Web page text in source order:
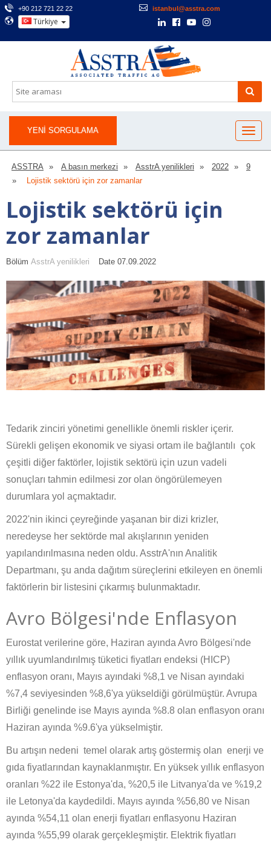
+90 212 721 22 22 istanbul@asstra.com
Türkiye
YENI SORGULAMA
ASSTRA A basın merkezi AsstrA yenilikleri 2022
9
Lojistik sektörü için zor zamanlar
Lojistik sektörü için
zor zamanlar
Bölüm AsstrA yenilikleri Date 07.09.2022
Tedarik zinciri yönetimi genellikle önemli riskler içerir.
Sürekli gelişen ekonomik ve siyasi ortam ile bağlantılı çok
çeşitli diğer faktörler, lojistik sektörü için uzun vadeli
sonuçları tahmin edilmesi zor olan öngörülemeyen
durumlara yol açmaktadır.
2022'nin ikinci çeyreğinde yaşanan bir dizi krizler,
neredeyse her sektörde mal akışlarının yeniden
yapılandırılmasına neden oldu. AsstrA'nın Analitik
Departmanı, şu anda dağıtım süreçlerini etkileyen en önemli
faktörlerin bir listesini çıkarmış bulunmaktadır.
Avro Bölgesi'nde Enflasyon
Eurostat verilerine göre, Haziran ayında Avro Bölgesi'nde
yıllık uyumlandırılmış tüketici fiyatları endeksi (HICP)
enflasyon oranı, Mayıs ayındaki %8,1 ve Nisan ayındaki
%7,4 seviyesinden %8,6'ya yükseldiği görülmüştür. Avrupa
Birliği genelinde ise Mayıs ayında %8.8 olan enflasyon oranı
Haziran ayında %9.6'ya yükselmiştir.
Bu artışın nedeni temel olarak artış göstermiş olan enerji ve
gıda fiyatlarından kaynaklanmıştır. En yüksek yıllık enflasyon
oranları %22 ile Estonya'da, %20,5 ile Litvanya'da ve %19,2
ile Letonya'da kaydedildi. Mayıs ayında %56,80 ve Nisan
ayında %54,11 olan enerji fiyatları enflasyonu Haziran
ayında %55,99 olarak gerçekleşmiştir. Elektrik fiyatları